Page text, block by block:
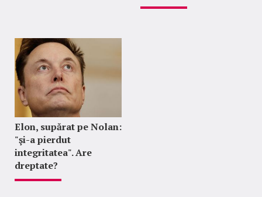
Elon, supărat pe Nolan:
"şi-a pierdut
integritatea". Are
dreptate?